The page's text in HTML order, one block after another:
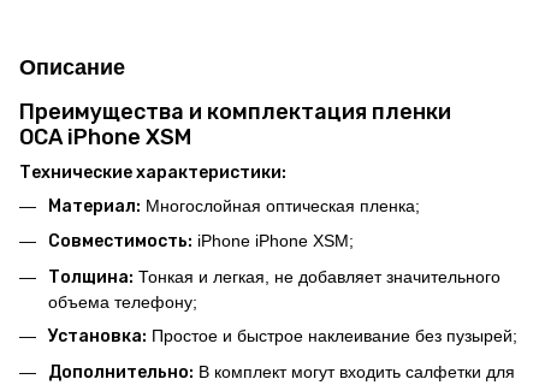
Описание
Преимущества и комплектация пленки
OCA iPhone XSM
Технические характеристики:
Материал: Многослойная оптическая пленка;
Совместимость: iPhone iPhone XSM;
Толщина: Тонкая и легкая, не добавляет значительного
объема телефону;
Установка: Простое и быстрое наклеивание без пузырей;
Дополнительно: В комплект могут входить салфетки для